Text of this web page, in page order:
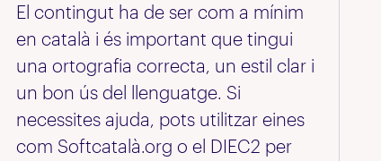
El contingut ha de ser com a mínim
en català i és important que tingui
una ortografia correcta, un estil clar i
un bon ús del llenguatge. Si
necessites ajuda, pots utilitzar eines
com Softcatalà.org o el DIEC2 per